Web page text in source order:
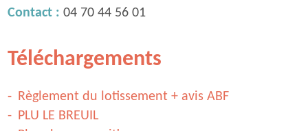
Contact : 04 70 44 56 01
Téléchargements
Règlement du lotissement + avis ABF
PLU LE BREUIL